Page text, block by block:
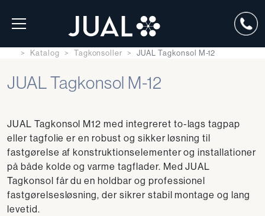
Katalog Tagkonsoller JUAL Tagkonsol M-12
JUAL Tagkonsol M-12
JUAL Tagkonsol M12 med integreret to-lags tagpap
eller tagfolie er en robust og sikker løsning til
fastgørelse af konstruktionselementer og installationer
på både kolde og varme tagflader. Med JUAL
Tagkonsol får du en holdbar og professionel
fastgørelsesløsning, der sikrer stabil montage og lang
levetid.